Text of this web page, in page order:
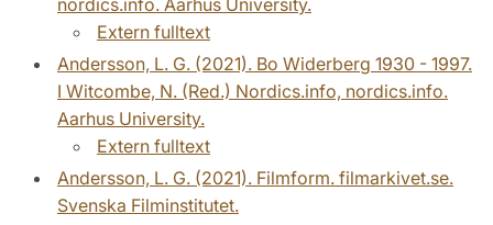
Extern fulltext
Andersson, L. G. (2021). Bo Widerberg 1930 - 1997.
I Witcombe, N. (Red.) Nordics.info, nordics.info.
Aarhus University.
Extern fulltext
Andersson, L. G. (2021). Filmform. filmarkivet.se.
Svenska Filminstitutet.